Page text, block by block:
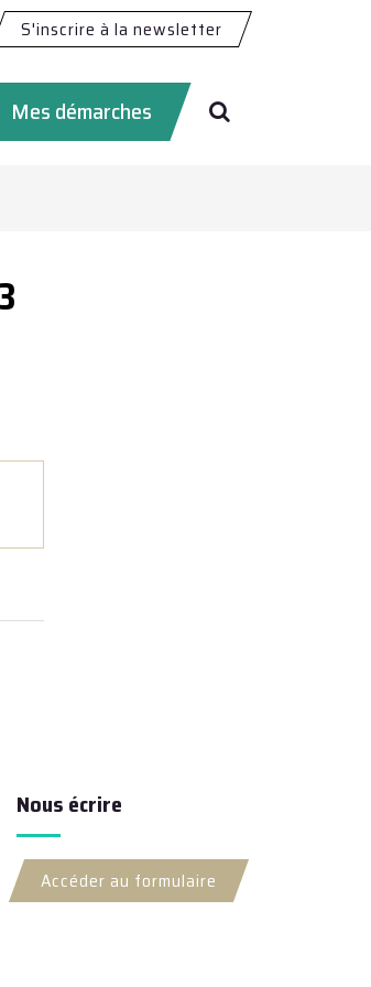
S'inscrire à la newsletter
Mes démarches Recherche
Nous écrire
Accéder au formulaire